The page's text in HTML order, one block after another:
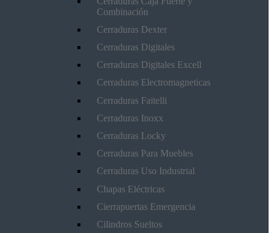
Combinación
Cerraduras Dexter
Cerraduras Digitales
Cerraduras Digitales Excell
Cerraduras Electromagneticas
Cerraduras Faitelli
Cerraduras Inoxx
Cerraduras Locky
Cerraduras Para Muebles
Cerraduras Uso Industrial
Chapas Eléctricas
Cierrapuertas Emergencia
Cilindros Sueltos